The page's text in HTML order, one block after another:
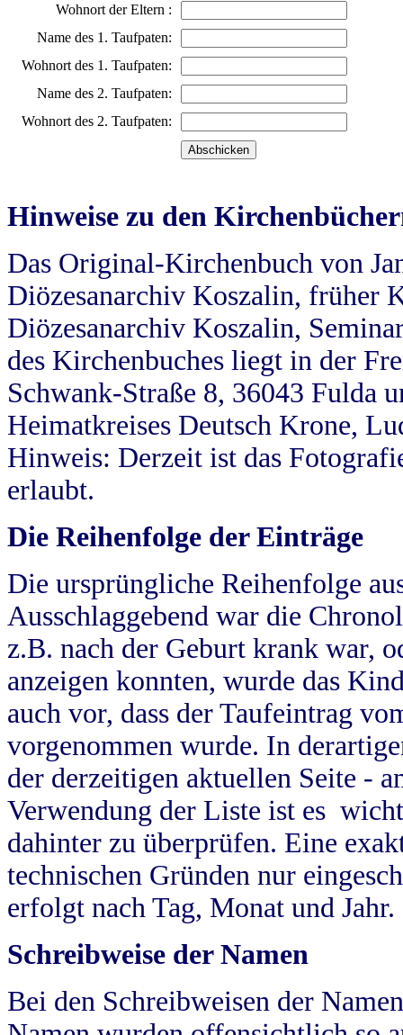
Wohnort der Eltern :
Name des 1. Taufpaten:
Wohnort des 1. Taufpaten:
Name des 2. Taufpaten:
Wohnort des 2. Taufpaten:
Hinweise zu den
Das Original-Kirchenbuch von
Diözesanarchiv Koszalin, früher
Diözesanarchiv Koszalin,
des Kirchenbuches liegt in der
Schwank-Straße 8, 36043 Fulda
Heimatkreises Deutsch Krone,
Hinweis: Derzeit ist das
erlaubt.
Die Reihenfolge der Einträge
Die ursprüngliche Reihenfolge
Ausschlaggebend war die
z.B. nach der Geburt krank war,
anzeigen konnten, wurde das
auch vor, dass der Taufeintrag
vorgenommen wurde. In
der derzeitigen aktuellen Seite -
Verwendung der Liste ist es
dahinter zu überprüfen. Eine
technischen Gründen nur
erfolgt nach Tag, Monat und Jahr.
Schreibweise der Namen
Bei den Schreibweisen der